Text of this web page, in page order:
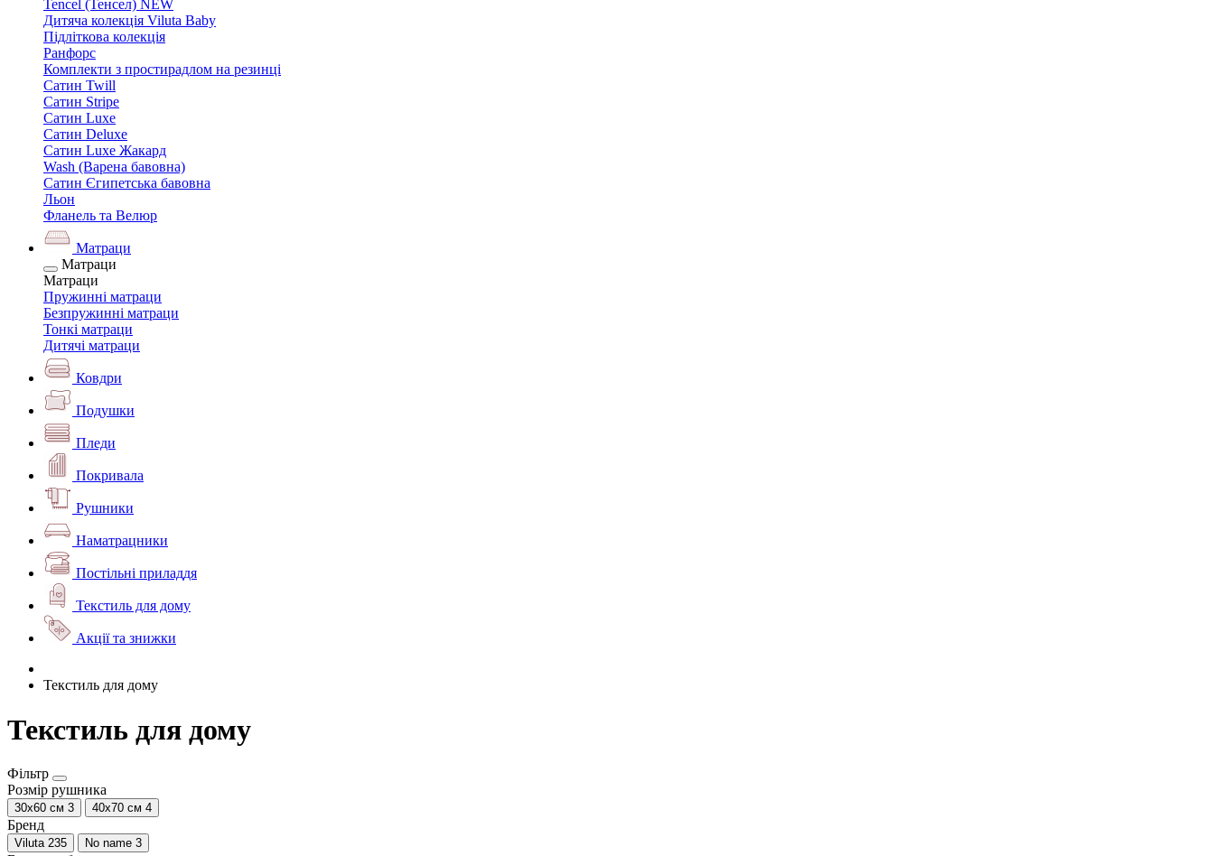
Tencel (Тенсел) NEW
Дитяча колекція Viluta Baby
Підліткова колекція
Ранфорс
Комплекти з простирадлом на резинці
Сатин Twill
Сатин Stripe
Сатин Luxe
Сатин Deluxe
Сатин Luxe Жакард
Wash (Варена бавовна)
Сатин Єгипетська бавовна
Льон
Фланель та Велюр
Матраци
Матраци
Матраци
Пружинні матраци
Безпружинні матраци
Тонкі матраци
Дитячі матраци
Ковдри
Подушки
Пледи
Покривала
Рушники
Наматрацники
Постільні приладдя
Текстиль для дому
Акції та знижки
Текстиль для дому
Текстиль для дому
Фільтр
Розмір рушника
30х60 см 3 40х70 см 4
Бренд
Viluta 235 No name 3